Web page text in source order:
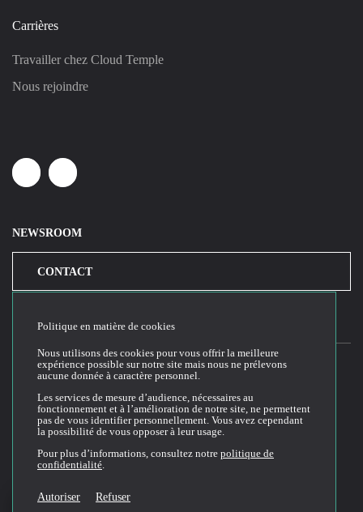
Carrières
Travailler chez Cloud Temple
Nous rejoindre
LinkedinYoutube
NEWSROOM
CONTACT
Conditions générales d'utilisation du site web
Politique de confidentialité
Politique de cookies
Conditions Générales de Vente et Utilisation (CGVU)
Politique en matière de cookies
Nous utilisons des cookies pour vous offrir la meilleure
expérience possible sur notre site mais nous ne prélevons
aucune donnée à caractère personnel.
Les services de mesure d’audience, nécessaires au
fonctionnement et à l’amélioration de notre site, ne permettent
pas de vous identifier personnellement. Vous avez cependant
la possibilité de vous opposer à leur usage.
Pour plus d’informations, consultez notre politique de
confidentialité.
Autoriser Refuser